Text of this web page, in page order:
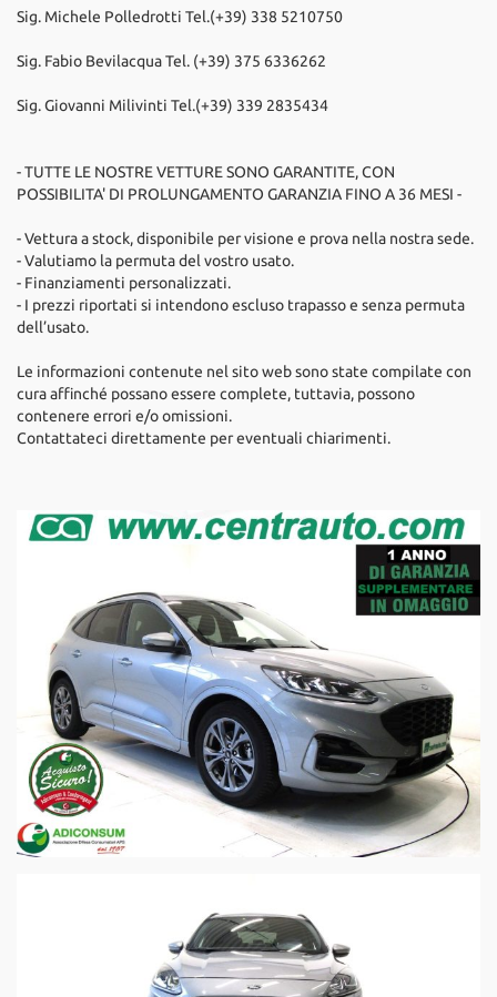
Sig. Michele Polledrotti Tel.(+39) 338 5210750
Sig. Fabio Bevilacqua Tel. (+39) 375 6336262
Sig. Giovanni Milivinti Tel.(+39) 339 2835434
- TUTTE LE NOSTRE VETTURE SONO GARANTITE, CON
POSSIBILITA' DI PROLUNGAMENTO GARANZIA FINO A 36 MESI -
- Vettura a stock, disponibile per visione e prova nella nostra sede.
- Valutiamo la permuta del vostro usato.
- Finanziamenti personalizzati.
- I prezzi riportati si intendono escluso trapasso e senza permuta
dell’usato.
Le informazioni contenute nel sito web sono state compilate con
cura affinché possano essere complete, tuttavia, possono
contenere errori e/o omissioni.
Contattateci direttamente per eventuali chiarimenti.